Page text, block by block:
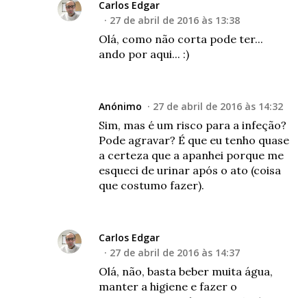
Carlos Edgar
27 de abril de 2016 às 13:38
Olá, como não corta pode ter...
ando por aqui... :)
Anónimo 27 de abril de 2016 às 14:32
Sim, mas é um risco para a infeção?
Pode agravar? É que eu tenho quase
a certeza que a apanhei porque me
esqueci de urinar após o ato (coisa
que costumo fazer).
Carlos Edgar
27 de abril de 2016 às 14:37
Olá, não, basta beber muita água,
manter a higiene e fazer o